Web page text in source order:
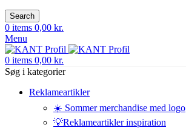
Search
0 items 0,00 kr.
Menu
0 items 0,00 kr.
Søg i kategorier
Reklameartikler
☀️ Sommer merchandise med logo
💡Reklameartikler inspiration